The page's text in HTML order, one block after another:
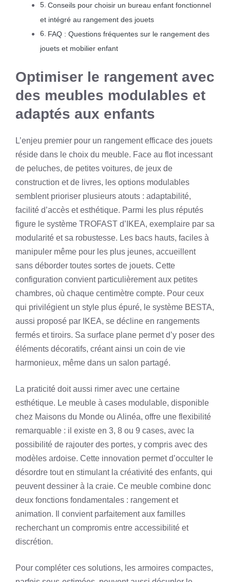
Conseils pour choisir un bureau enfant fonctionnel
et intégré au rangement des jouets
FAQ : Questions fréquentes sur le rangement des
jouets et mobilier enfant
Optimiser le rangement avec
des meubles modulables et
adaptés aux enfants
L’enjeu premier pour un rangement efficace des jouets
réside dans le choix du meuble. Face au flot incessant
de peluches, de petites voitures, de jeux de
construction et de livres, les options modulables
semblent prioriser plusieurs atouts : adaptabilité,
facilité d’accès et esthétique. Parmi les plus réputés
figure le système TROFAST d’IKEA, exemplaire par sa
modularité et sa robustesse. Les bacs hauts, faciles à
manipuler même pour les plus jeunes, accueillent
sans déborder toutes sortes de jouets. Cette
configuration convient particulièrement aux petites
chambres, où chaque centimètre compte. Pour ceux
qui privilégient un style plus épuré, le système BESTA,
aussi proposé par IKEA, se décline en rangements
fermés et tiroirs. Sa surface plane permet d’y poser des
éléments décoratifs, créant ainsi un coin de vie
harmonieux, même dans un salon partagé.
La praticité doit aussi rimer avec une certaine
esthétique. Le meuble à cases modulable, disponible
chez Maisons du Monde ou Alinéa, offre une flexibilité
remarquable : il existe en 3, 8 ou 9 cases, avec la
possibilité de rajouter des portes, y compris avec des
modèles ardoise. Cette innovation permet d’occulter le
désordre tout en stimulant la créativité des enfants, qui
peuvent dessiner à la craie. Ce meuble combine donc
deux fonctions fondamentales : rangement et
animation. Il convient parfaitement aux familles
recherchant un compromis entre accessibilité et
discrétion.
Pour compléter ces solutions, les armoires compactes,